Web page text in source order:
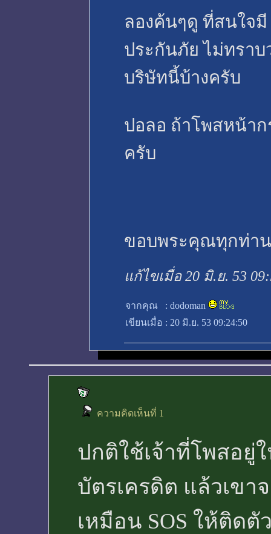
ลองค้นๆดู ที่สนใจ
ประกันภัย ไม่ทรา
บริษัทนี้บ้างครับ
ปอลอ ถ้าโพสหน้า
ครับ
ขอบพระคุณทุกท่า
แก้ไขเมื่อ 20 มิ.ย. 53
จากคุณ : dodoman
เขียนเมื่อ : 20 มิ.ย. 53 09:24:50
ความคิดเห็นที่ 1
ปกติใช้เจ้าที่โพสอยู่
บัตรเครดิต แล้วเขา
เหมือน SOS ให้ติด